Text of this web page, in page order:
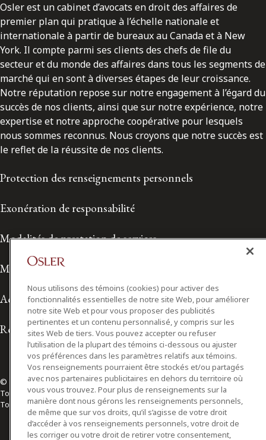
Osler est un cabinet d’avocats en droit des affaires de
premier plan qui pratique à l’échelle nationale et
internationale à partir de bureaux au Canada et à New
York. Il compte parmi ses clients des chefs de file du
secteur et du monde des affaires dans tous les segments de
marché qui en sont à diverses étapes de leur croissance.
Notre réputation repose sur notre engagement à l’égard du
succès de nos clients, ainsi que sur notre expérience, notre
expertise et notre approche coopérative pour lesquels
nous sommes reconnus. Nous croyons que notre succès est
le reflet de la réussite de nos clients.
Protection des renseignements personnels
Exonération de responsabilité
Modalités de prestation de services
Modalités d'utilisation
Accessibilité
Relations avec les médias
© 2026 Osler, Hoskin & Harcourt S.E.N.C.R.L./s.r.l.
Tous droits réservés
Toronto | Montréal | Calgary | Vancouver | Ottawa | New York
Nous utilisons des témoins (cookies) pour activer des
fonctionnalités essentielles de notre site Web, pour améliorer
notre site Web et pour vous proposer des publicités
pertinentes et un contenu personnalisé, y compris sur les
sites Web de tiers. Vous pouvez accepter ou refuser
l’utilisation de la plupart des témoins ci-dessous ou ajuster
vos préférences dans les paramètres relatifs aux témoins.
Vos renseignements pourraient être stockés et/ou partagés
avec nos partenaires publicitaires en dehors du territoire où
vous vous trouvez. Pour plus de renseignements sur la
manière dont nous gérons les renseignements personnels,
de même que sur vos droits, qu’il s’agisse de votre droit
d’accéder à vos renseignements personnels, votre droit de
les corriger ou votre droit de retirer votre consentement,